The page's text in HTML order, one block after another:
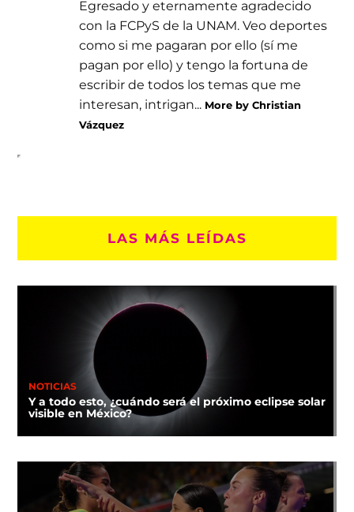
Egresado y eternamente agradecido
con la FCPyS de la UNAM. Veo deportes
como si me pagaran por ello (sí me
pagan por ello) y tengo la fortuna de
escribir de todos los temas que me
interesan, intrigan... More by Christian
Vázquez
LAS MÁS LEÍDAS
NOTICIAS
Y a todo esto, ¿cuándo será el próximo eclipse solar
visible en México?